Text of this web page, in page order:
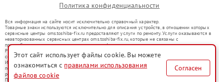
Политика конфиденциальности
Вся информация на сайте носит исключительно справочный характер.
Товарные знаки используются исключительно для описания устройств, в отношении которых
сервисные центры oms.toshiba-fix.ru предоставляют услуги по ремонту. Услуги оказываются в
неавторизованных сервисных центрах oms.toshiba-fix.ru, которые не связаны с
правообладателями товарных знаков или их официальными представителями.
Ремонт осуществляется для устройств, уже введенных в гражданский оборот в соответствии
со статьей 1487 ГК РФ.
Использование товарных знаков не преследует цели индивидуализации услуг или введения
потребителей в заблуждение, а служит для информирования о предоставляемых услугах по
ремонту техники указанных брендов.
Представленная на сайте информация не является публичной офертой, определяемой
Этот сайт использует файлы cookie. Вы можете
ознакомиться с правилами использования
файлов cookie
Согласен